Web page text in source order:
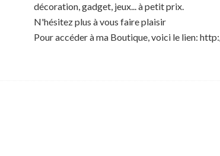
décoration, gadget, jeux... à petit prix.
N'hésitez plus à vous faire plaisir
Pour accéder à ma Boutique, voici le lien: